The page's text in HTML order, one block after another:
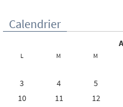
Calendrier
L M M
3
4 5
10
11 12